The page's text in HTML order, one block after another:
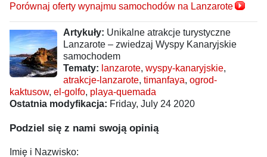
Porównaj oferty wynajmu samochodów na Lanzarote
Artykuły: Unikalne atrakcje turystyczne
Lanzarote – zwiedzaj Wyspy Kanaryjskie
samochodem
Tematy: lanzarote, wyspy-kanaryjskie,
atrakcje-lanzarote, timanfaya, ogrod-
kaktusow, el-golfo, playa-quemada
Ostatnia modyfikacja: Friday, July 24 2020
Podziel się z nami swoją opinią
Imię i Nazwisko: